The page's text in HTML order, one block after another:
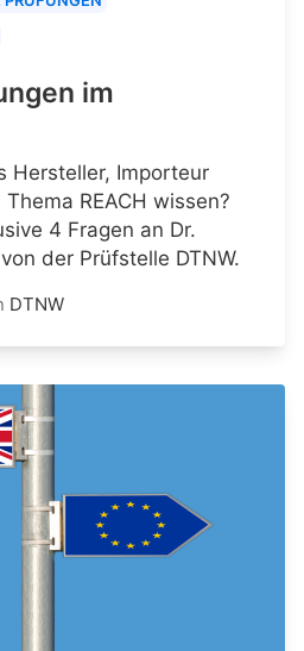
im
Hersteller, Importeur
REACH wissen?
4 Fragen an Dr.
der Prüfstelle DTNW.
DTNW